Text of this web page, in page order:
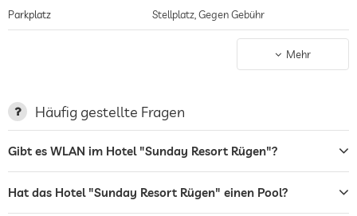
Parkplatz Stellplatz, Gegen Gebühr
Garten/Außenbereich
Sonnenliegen
Bar
Mehr
Häufig gestellte Fragen
Gibt es WLAN im Hotel "Sunday Resort Rügen"?
Hat das Hotel "Sunday Resort Rügen" einen Pool?